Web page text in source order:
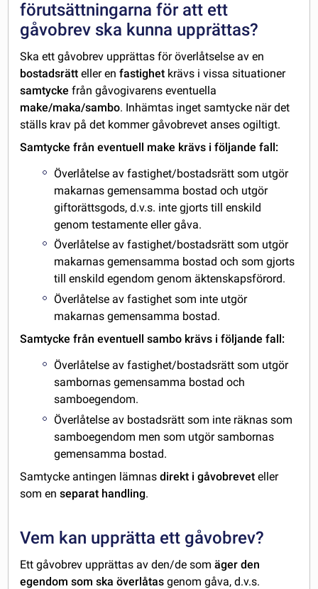
förutsättningarna för att ett
gåvobrev ska kunna upprättas?
Ska ett gåvobrev upprättas för överlåtselse av en
bostadsrätt eller enfastighet krävs i vissa situationer
samtycke från gåvogivarens eventuella
make/maka/sambo. Inhämtas inget samtycke när det
ställs krav på det kommer gåvobrevet anses ogiltigt.
Samtycke från eventuell make krävs i följande fall:
Överlåtelse av fastighet/bostadsrätt som utgör
makarnas gemensamma bostad och utgör
giftorättsgods, d.v.s. inte gjorts till enskild
genom testamente eller gåva.
Överlåtelse av fastighet/bostadsrätt som utgör
makarnas gemensamma bostad och som gjorts
till enskild egendom genom äktenskapsförord.
Överlåtelse av fastighet som inte utgör
makarnas gemensamma bostad.
Samtycke från eventuell sambo krävs i följande fall:
Överlåtelse av fastighet/bostadsrätt som utgör
sambornas gemensamma bostad och
samboegendom.
Överlåtelse av bostadsrätt som inte räknas som
samboegendom men som utgör sambornas
gemensamma bostad.
Samtycke antingen lämnasdirekt i gåvobreveteller
som enseparat handling.
Vem kan upprätta ett gåvobrev?
Ett gåvobrev upprättas av den/de somäger den
egendom som ska överlåtas genom gåva, d.v.s.